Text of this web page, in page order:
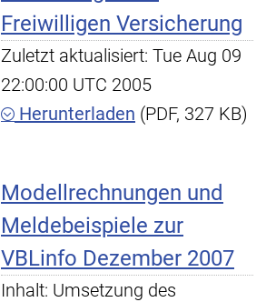
Freiwilligen Versicherung
Zuletzt aktualisiert: Tue Aug 09
22:00:00 UTC 2005
Herunterladen (PDF, 327 KB)
Modellrechnungen und
Meldebeispiele zur
VBLinfo Dezember 2007
Inhalt: Umsetzung des